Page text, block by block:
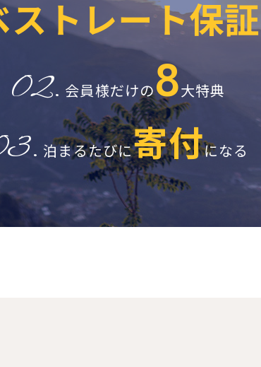
ストレート保証
02. 会員様だけの8大特典
泊まるたびに寄付になる